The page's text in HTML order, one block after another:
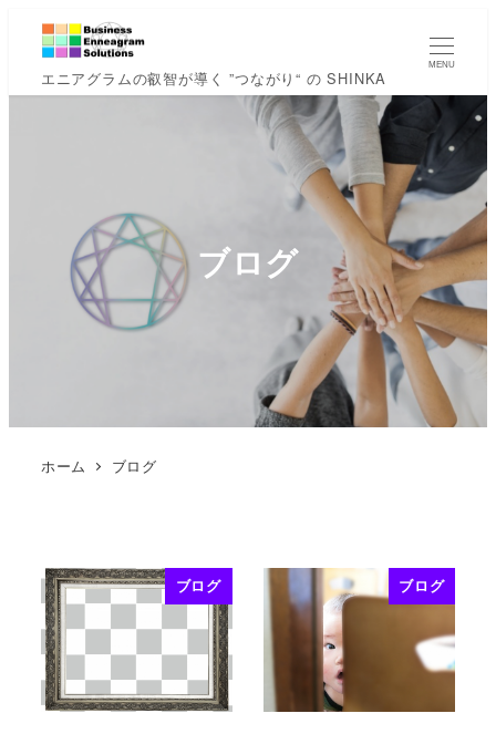
エニアグラムの叡智が導く ”つながり“ の SHINKA
MENU
ブログ
ホーム ブログ
ブログ ブログ